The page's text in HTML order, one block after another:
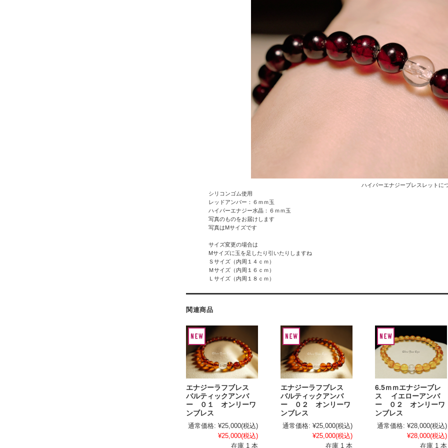
ハイパーエナジーブレスレットに
シリコンゴム使用
レッドアンバー：６ｍｍ玉
ハイパーエナジー水晶 ：６ｍｍ玉
写真のものをお届けします
写真はMサイズです
サイズ変更の場合は
Mサイズに玉を足したり引いたりしますね
Ｓサイズ（内周１４ｃｍ）
Ｍサイズ（内周１６ｃｍ）
Ｌサイズ（内周１８ｃｍ）
関連商品
エナジーラフブレス
バルティックアンバ
ー ０１ オンリーワ
ンブレス
通常価格: ¥25,000(税込)
¥25,000(税込)
在庫 1 本
エナジーラフブレス
バルティックアンバ
ー ０２ オンリーワ
ンブレス
通常価格: ¥25,000(税込)
¥25,000(税込)
在庫 1 本
6.5ｍｍエナジーブレ
ス イエローアンバ
ー ０２ オンリーワ
ンブレス
通常価格: ¥28,000(税込)
¥28,000(税込)
在庫 1 本